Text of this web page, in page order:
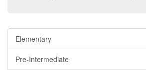
Elementary
Pre-Intermediate